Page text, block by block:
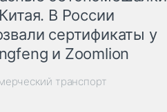
В России
сертификаты у
и Zoomlion
транспорт